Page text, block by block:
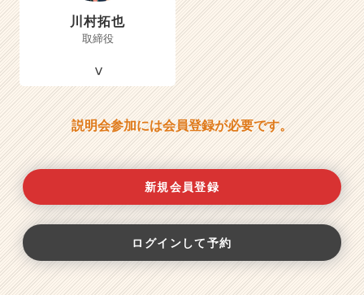
川村拓也
取締役
説明会参加には会員登録が必要です。
新規会員登録
ログインして予約